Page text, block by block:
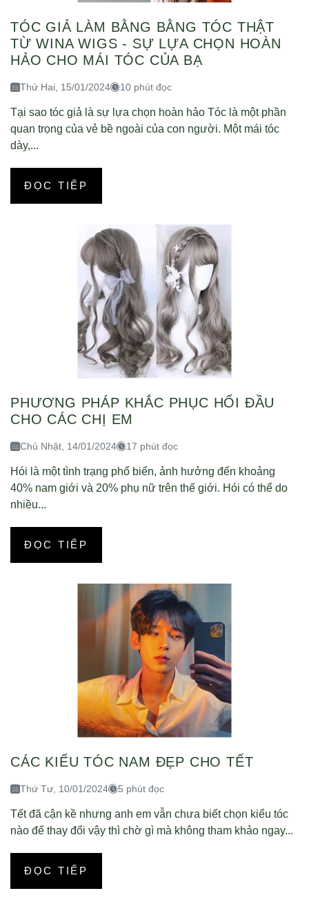
TÓC GIẢ LÀM BẰNG BẰNG TÓC THẬT
TỪ WINA WIGS - SỰ LỰA CHỌN HOÀN
HẢO CHO MÁI TÓC CỦA BẠ
Thứ Hai, 15/01/2024 10 phút đọc
Tại sao tóc giả là sự lựa chọn hoàn hảo Tóc là một phần
quan trọng của vẻ bề ngoài của con người. Một mái tóc
dày,...
ĐỌC TIẾP
PHƯƠNG PHÁP KHẮC PHỤC HỐI ĐẦU
CHO CÁC CHỊ EM
Chủ Nhật, 14/01/2024 17 phút đọc
Hói là một tình trạng phổ biến, ảnh hưởng đến khoảng
40% nam giới và 20% phụ nữ trên thế giới. Hói có thể do
nhiều...
ĐỌC TIẾP
CÁC KIỂU TÓC NAM ĐẸP CHO TẾT
Thứ Tư, 10/01/2024 5 phút đọc
Tết đã cận kề nhưng anh em vẫn chưa biết chọn kiểu tóc
nào để thay đổi vậy thì chờ gì mà không tham khảo ngay...
ĐỌC TIẾP